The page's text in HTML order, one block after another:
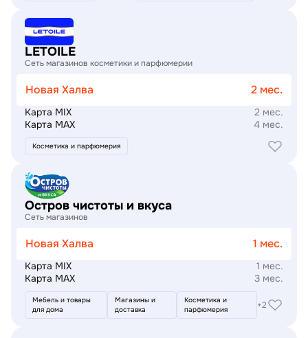
Подробнее
LETOILE
Сеть магазинов косметики и парфюмерии
Карта MIX
2 мес.
Карта MAX
4 мес.
Новая Халва 2 мес.
Косметика и парфюмерия
Подробнее
Остров чистоты и вкуса
Сеть магазинов
Карта MIX
1 мес.
Карта MAX
3 мес.
Новая Халва 1 мес.
Мебель и товары
для дома
Магазины и
доставка
Косметика и
парфюмерия
+2